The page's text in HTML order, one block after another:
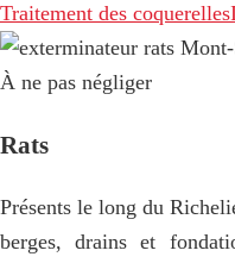
Traitement des coquerelles
À ne pas négliger
Rats
Présents le long du
berges, drains et